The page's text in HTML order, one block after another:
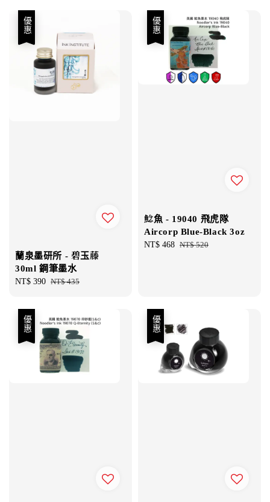
優惠
蘭泉墨研所 - 碧玉藤
30ml 鋼筆墨水
Sale
NT$ 390 Regular
NT$ 435
優惠
鯰魚 - 19040 飛虎隊
Aircorp Blue-Black 3oz
Sale
NT$ 468 Regular
NT$ 520
優惠 優惠